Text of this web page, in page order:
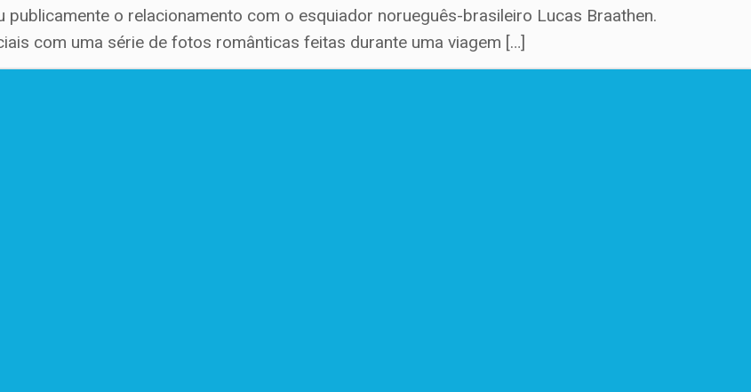
o relacionamento com o esquiador norueguês-brasileiro Lucas Braathen.
com uma série de fotos românticas feitas durante uma viagem […]